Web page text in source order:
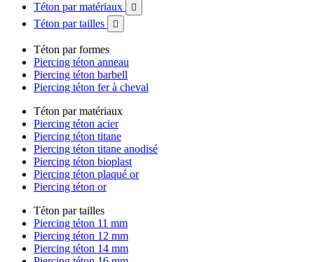
Téton par matériaux 
Téton par tailles 
Téton par formes
Piercing téton anneau
Piercing téton barbell
Piercing téton fer à cheval
Téton par matériaux
Piercing téton acier
Piercing téton titane
Piercing téton titane anodisé
Piercing téton bioplast
Piercing téton plaqué or
Piercing téton or
Téton par tailles
Piercing téton 11 mm
Piercing téton 12 mm
Piercing téton 14 mm